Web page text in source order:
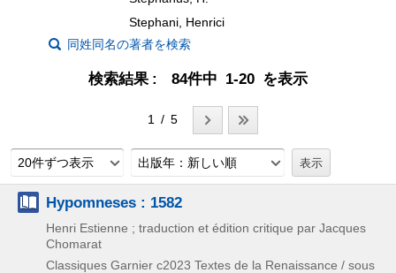
Stephani, Henrici
同姓同名の著者を検索
検索結果 84件中 1-20 を表示
1 / 5
20件ずつ表示 出版年：新しい順
Hypomneses : 1582
Henri Estienne ; traduction et édition critique par Jacques
Chomarat
Classiques Garnier c2023 Textes de la Renaissance / sous